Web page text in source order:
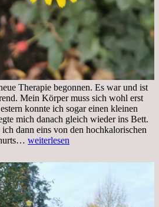
Therapie begonnen. Es war und ist
Mein Körper muss sich wohl erst
konnte ich sogar einen kleinen
mich danach gleich wieder ins Bett.
dann eins von den hochkalorischen
Freitag,
Therapie
Beginn
gut
überstanden
weiterlesen